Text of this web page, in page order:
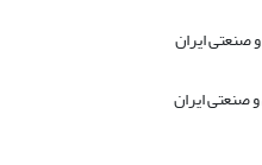
ایران
ایران